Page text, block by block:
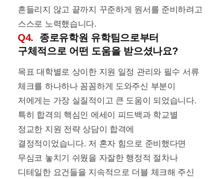
흔들리지 않고 끝까지 꾸준하게 원서를 준비하려고
스스로 노력했습니다.
Q4.
종로유학원 유학팀으로부터
구체적으로 어떤 도움을 받으셨나요?
목표 대학별로 상이한 지원 일정 관리와 필수 서류
체크를 하나하나 꼼꼼하게 도와주신 부분이
저에게는 가장 실질적이고 큰 도움이 되었습니다.
특히 합격의 핵심인 에세이 피드백과 학교별
정교한 지원 전략 상담이 합격에
결정적이었습니다. 저 혼자 힘으로 준비했다면
무심코 놓치기 쉬웠을 자잘한 행정적 절차나
디테일한 요건들을 지속적으로 더블 체크해 주신